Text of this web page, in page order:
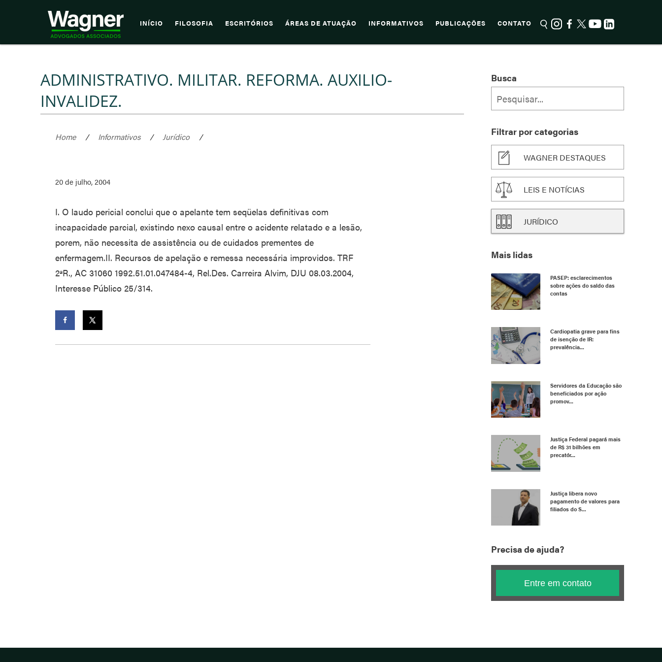
INÍCIO FILOSOFIA ESCRITÓRIOS ÁREAS DE ATUAÇÃO INFORMATIVOS PUBLICAÇÕES CONTATO
ADMINISTRATIVO. MILITAR. REFORMA. AUXILIO-
INVALIDEZ.
Home / Informativos / Jurídico /
20 de julho, 2004
I. O laudo pericial conclui que o apelante tem seqüelas definitivas com
incapacidade parcial, existindo nexo causal entre o acidente relatado e a lesão,
porem, não necessita de assistência ou de cuidados prementes de
enfermagem.II. Recursos de apelação e remessa necessária improvidos. TRF
2ªR., AC 31060 1992.51.01.047484-4, Rel.Des. Carreira Alvim, DJU 08.03.2004,
Interesse Público 25/314.
Busca
Filtrar por categorias
WAGNER DESTAQUES
LEIS E NOTÍCIAS
JURÍDICO
Mais lidas
PASEP: esclarecimentos
sobre ações do saldo das
contas
Cardiopatia grave para fins
de isenção de IR:
prevalência...
Servidores da Educação são
beneficiados por ação
promov...
Justiça Federal pagará mais
de R$ 31 bilhões em
precatór...
Justiça libera novo
pagamento de valores para
filiados do S...
Precisa de ajuda?
Entre em contato